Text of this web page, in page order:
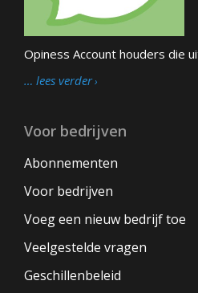
Opiness Account houders die
… lees verder
Voor bedrijven
Abonnementen
Voor bedrijven
Voeg een nieuw bedrijf toe
Veelgestelde vragen
Geschillenbeleid